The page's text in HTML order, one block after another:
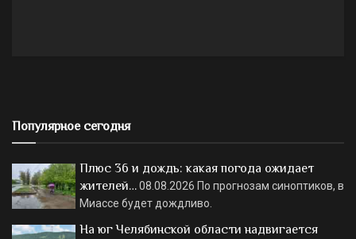
Популярное сегодня
Плюс 36 и дождь: какая погода ожидает
жителей…08.08.2026 По прогнозам синоптиков, в
Миассе будет дождливо.
На юг Челябинской области надвигается